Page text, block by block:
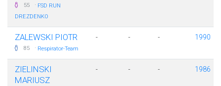
55 · FSD RUN
DREZDENKO
ZALEWSKI PIOTR
85 · Respirator-Team
- - - 1990
ZIELINSKI
MARIUSZ
- - - 1986